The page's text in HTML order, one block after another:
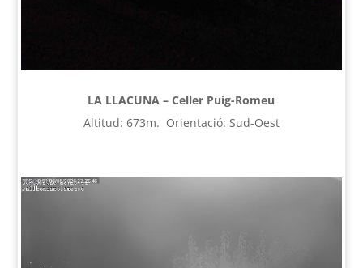
LA LLACUNA – Celler Puig-Romeu
Altitud: 673m. Orientació: Sud-Oest